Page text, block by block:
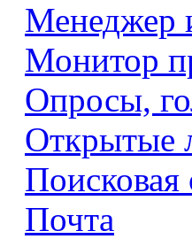
Менеджер
Монитор
Опросы,
Открытые
Почта